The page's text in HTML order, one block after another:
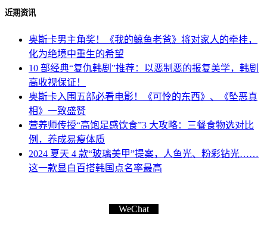
近期资讯
奥斯卡男主角奖！《我的鲸鱼老爸》将对家人的牵挂，
化为绝境中重生的希望
10 部经典“复仇韩剧”推荐：以恶制恶的报复美学，韩剧
高收视保证！
奥斯卡入围五部必看电影！《可怜的东西》、《坠恶真
相》一致盛赞
营养师传授“高饱足感饮食”3 大攻略：三餐食物选对比
例，养成易瘦体质
2024 夏天 4 款“玻璃美甲”提案，人鱼光、粉彩钻光……
这一款显白百搭韩国点名率最高
WeChat